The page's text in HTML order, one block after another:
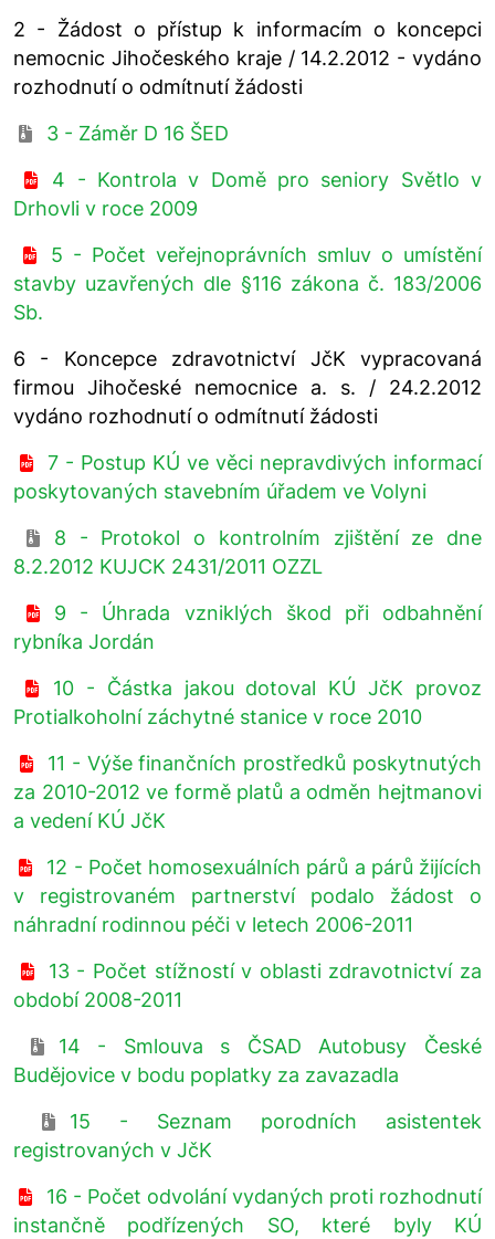
2 - Žádost o přístup k informacím o koncepci
nemocnic Jihočeského kraje / 14.2.2012 - vydáno
rozhodnutí o odmítnutí žádosti
3 - Záměr D 16 ŠED
4 - Kontrola v Domě pro seniory Světlo v
Drhovli v roce 2009
5 - Počet veřejnoprávních smluv o umístění
stavby uzavřených dle §116 zákona č. 183/2006
Sb.
6 - Koncepce zdravotnictví JčK vypracovaná
firmou Jihočeské nemocnice a. s. / 24.2.2012
vydáno rozhodnutí o odmítnutí žádosti
7 - Postup KÚ ve věci nepravdivých informací
poskytovaných stavebním úřadem ve Volyni
8 - Protokol o kontrolním zjištění ze dne
8.2.2012 KUJCK 2431/2011 OZZL
9 - Úhrada vzniklých škod při odbahnění
rybníka Jordán
10 - Částka jakou dotoval KÚ JčK provoz
Protialkoholní záchytné stanice v roce 2010
11 - Výše finančních prostředků poskytnutých
za 2010-2012 ve formě platů a odměn hejtmanovi
a vedení KÚ JčK
12 - Počet homosexuálních párů a párů žijících
v registrovaném partnerství podalo žádost o
náhradní rodinnou péči v letech 2006-2011
13 - Počet stížností v oblasti zdravotnictví za
období 2008-2011
14 - Smlouva s ČSAD Autobusy České
Budějovice v bodu poplatky za zavazadla
15 - Seznam porodních asistentek
registrovaných v JčK
16 - Počet odvolání vydaných proti rozhodnutí
instančně podřízených SO, které byly KÚ